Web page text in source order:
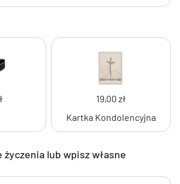
19,00 zł
Kartka Kondolencyjna
lub wpisz własne